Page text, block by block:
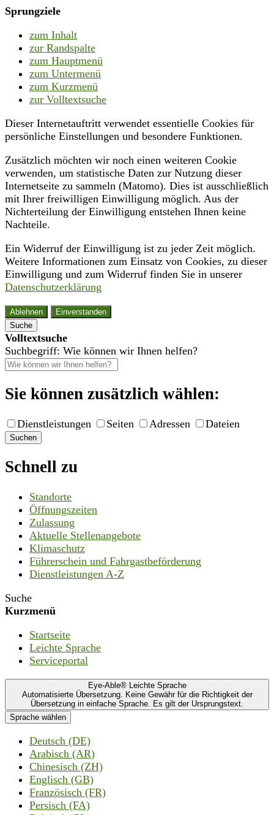
Sprungziele
zum Inhalt
zur Randspalte
zum Hauptmenü
zum Untermenü
zum Kurzmenü
zur Volltextsuche
Dieser Internetauftritt verwendet essentielle Cookies für
persönliche Einstellungen und besondere Funktionen.
Zusätzlich möchten wir noch einen weiteren Cookie
verwenden, um statistische Daten zur Nutzung dieser
Internetseite zu sammeln (Matomo). Dies ist ausschließlich
mit Ihrer freiwilligen Einwilligung möglich. Aus der
Nichterteilung der Einwilligung entstehen Ihnen keine
Nachteile.
Ein Widerruf der Einwilligung ist zu jeder Zeit möglich.
Weitere Informationen zum Einsatz von Cookies, zu dieser
Einwilligung und zum Widerruf finden Sie in unserer
Datenschutzerklärung
Ablehnen
Einverstanden
Suche
Volltextsuche
Suchbegriff: Wie können wir Ihnen helfen?
Sie können zusätzlich wählen:
Dienstleistungen Seiten Adressen Dateien
Suchen
Schnell zu
Standorte
Öffnungszeiten
Zulassung
Aktuelle Stellenangebote
Klimaschutz
Führerschein und Fahrgastbeförderung
Dienstleistungen A-Z
Suche
Kurzmenü
Startseite
Leichte Sprache
Serviceportal
Eye-Able® Leichte Sprache
Automatisierte Übersetzung. Keine Gewähr für die Richtigkeit der
Übersetzung in einfache Sprache. Es gilt der Ursprungstext.
Sprache wählen
Deutsch (DE)
Arabisch (AR)
Chinesisch (ZH)
Englisch (GB)
Französisch (FR)
Persisch (FA)